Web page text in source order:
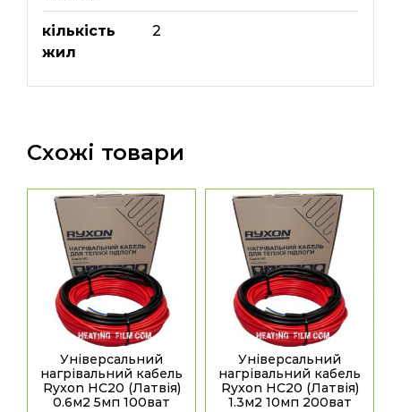
кількість
жил
2
Схожі товари
Універсальний
нагрівальний кабель
Ryxon HC20 (Латвія)
0.6м2 5мп 100ват
Універсальний
нагрівальний кабель
Ryxon HC20 (Латвія)
1.3м2 10мп 200ват